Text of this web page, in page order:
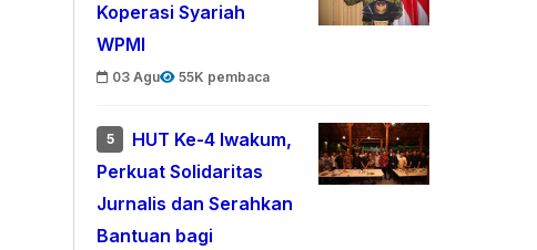
Koperasi Syariah
WPMI
03 Agu 55K pembaca
5
HUT Ke-4 Iwakum,
Perkuat Solidaritas
Jurnalis dan Serahkan
Bantuan bagi